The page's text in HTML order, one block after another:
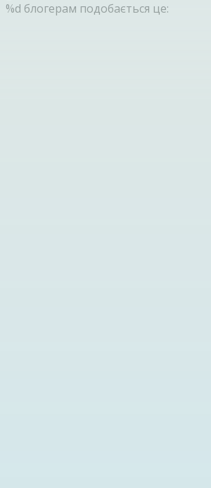
%d блогерам подобається це: